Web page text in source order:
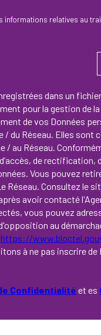
relatives au
dans un
pour la gestion de
de vos Données
du Réseau. Elles sont
/ au Réseau.
de rectification,
Vous pouvez
Réseau. Consultez le
avoir contacté
vous pouvez
au
https://
à ne pas inscrire de
Confidentialité et es